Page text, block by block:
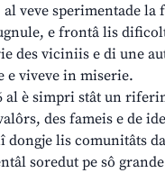
veve sperimentade la
e frontâ lis
des viciniis e di une
e viveve in miserie.
al è simpri stât un
des fameis e de
dongje lis comunitâts
soredut pe sô